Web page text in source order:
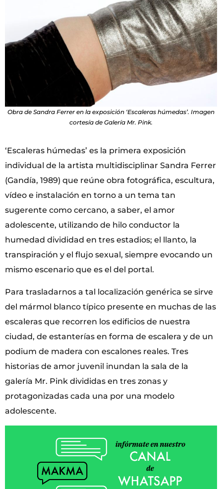
Obra de Sandra Ferrer en la exposición ‘Escaleras húmedas’. Imagen
cortesía de Galería Mr. Pink.
‘Escaleras húmedas’ es la primera exposición
individual de la artista multidisciplinar Sandra Ferrer
(Gandía, 1989) que reúne obra fotográfica, escultura,
vídeo e instalación en torno a un tema tan
sugerente como cercano, a saber, el amor
adolescente, utilizando de hilo conductor la
humedad divididad en tres estadios; el llanto, la
transpiración y el flujo sexual, siempre evocando un
mismo escenario que es el del portal.
Para trasladarnos a tal localización genérica se sirve
del mármol blanco típico presente en muchas de las
escaleras que recorren los edificios de nuestra
ciudad, de estanterías en forma de escalera y de un
podium de madera con escalones reales. Tres
historias de amor juvenil inundan la sala de la
galería Mr. Pink divididas en tres zonas y
protagonizadas cada una por una modelo
adolescente.